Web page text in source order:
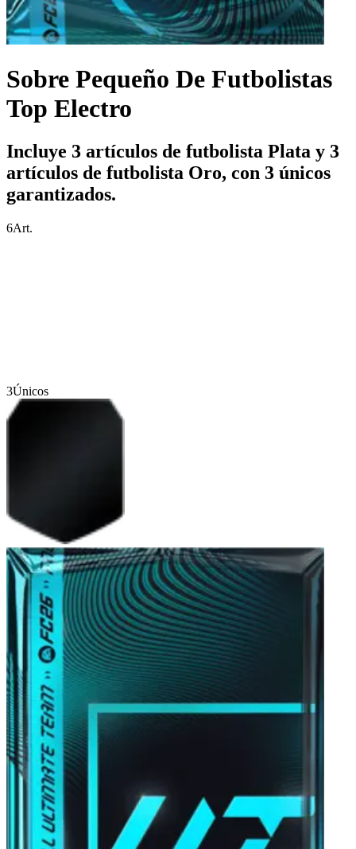
Sobre Pequeño De Futbolistas
Top Electro
Incluye 3 artículos de futbolista Plata y 3
artículos de futbolista Oro, con 3 únicos
garantizados.
6Art.
3Únicos